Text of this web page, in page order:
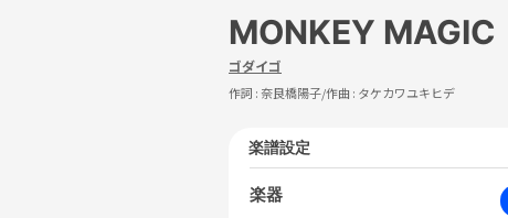
MONKEY MAGIC
ゴダイゴ
作詞 :奈良橋陽子/作曲 : タケカワユキヒデ
楽譜設定
楽器